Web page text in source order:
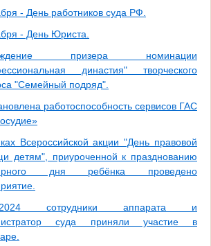
- День работников суда РФ.
- День Юриста.
призера номинации
династия" творческого
"Семейный подряд".
работоспособность сервисов ГАС
Всероссийской акции "День правовой
детям", приуроченной к празднованию
дня ребёнка проведено
сотрудники аппарата и
суда приняли участие в